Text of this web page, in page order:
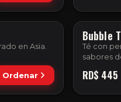
en Asia.
Ordenar
Bubble
Té con
sabores
RD$ 445